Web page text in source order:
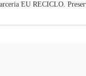
EU RECICLO.